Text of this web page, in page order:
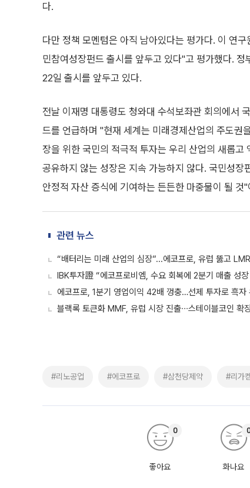
다.
다만 정책 모멘텀은 아직 남아있다는 평가다. 이 연
민참여성장펀드 출시를 앞두고 있다"고 평가했다.
22일 출시를 앞두고 있다.
전날 이재명 대통령도 청와대 수석보좌관 회의에서
드를 언급하며 "현재 세계는 미래경제산업의 주도권
장을 위한 국민의 적극적 투자는 우리 산업의 새롭
공유하지 않는 성장은 지속 가능하지 않다. 국민성장
안정적 자산 증식에 기여하는 든든한 마중물이 될 것
관련 뉴스
“배터리는 미래 산업의 심장”...에코프로, 유럽 뚫고
IBK투자證 “에코프로비엠, 수요 회복에 2분기 매출 성
에코프로, 1분기 영업이익 42배 껑충…선제 투자로 흑자
블랙록 토큰화 MMF, 유럽 시장 진출∙∙∙스테이블코인 확
#리노공업 #에코프로 #삼천당제약 #리가
좋아요
0
화나요
0